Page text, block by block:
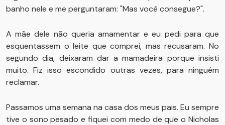
banho nele e me perguntaram: "Mas você consegue?".
A mãe dele não queria amamentar e eu pedi para que
esquentassem o leite que comprei, mas recusaram. No
segundo dia, deixaram dar a mamadeira porque insisti
muito. Fiz isso escondido outras vezes, para ninguém
reclamar.
Passamos uma semana na casa dos meus pais. Eu sempre
tive o sono pesado e fiquei com medo de que o Nicholas